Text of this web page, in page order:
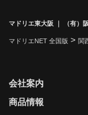
マドリエ東大阪 ｜ （有）
マドリエNET 全国版 > 関
会社案内
商品情報